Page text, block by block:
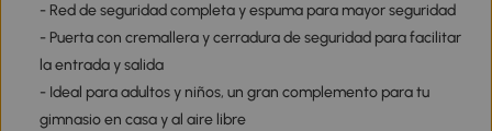
- Red de seguridad completa y espuma para mayor seguridad
- Puerta con cremallera y cerradura de seguridad para facilitar
la entrada y salida
- Ideal para adultos y niños, un gran complemento para tu
gimnasio en casa y al aire libre